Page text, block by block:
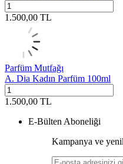
1.500,00 TL
Parfüm Mutfağı
A. Dia Kadın Parfüm 100ml
1.500,00 TL
E-Bülten Aboneliği
Kampanya ve